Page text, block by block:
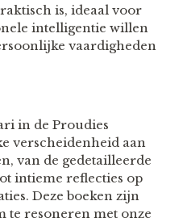
is, ideaal voor
intelligentie willen
vaardigheden
in de Proudies
verscheidenheid aan
van de gedetailleerde
intieme reflecties op
Deze boeken zijn
te resoneren met onze